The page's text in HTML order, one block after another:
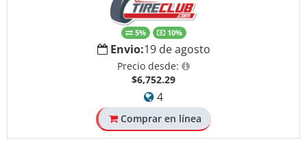
5% 10%
Envio:19 de agosto
Precio desde:
$6,752.29
4
Comprar en línea